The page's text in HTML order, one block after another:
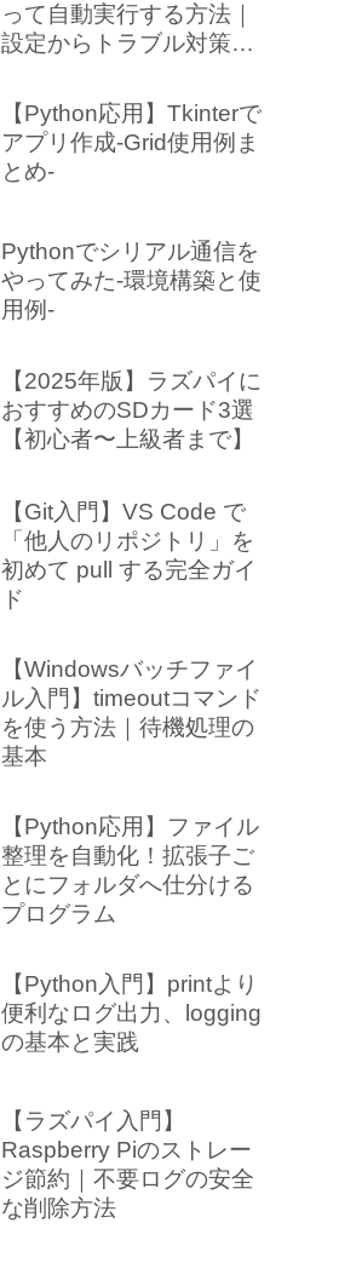
って自動実行する方法｜
設定からトラブル対策ま
【Python応用】Tkinterで
アプリ作成-Grid使用例ま
とめ-
Pythonでシリアル通信を
やってみた-環境構築と使
用例-
【2025年版】ラズパイに
おすすめのSDカード3選
【初心者〜上級者まで】
【Git入門】VS Code で
「他人のリポジトリ」を
初めて pull する完全ガイ
ド
【Windowsバッチファイ
ル入門】timeoutコマンド
を使う方法｜待機処理の
基本
【Python応用】ファイル
整理を自動化！拡張子ご
とにフォルダへ仕分ける
プログラム
【Python入門】printより
便利なログ出力、logging
の基本と実践
【ラズパイ入門】
Raspberry Piのストレー
ジ節約｜不要ログの安全
な削除方法